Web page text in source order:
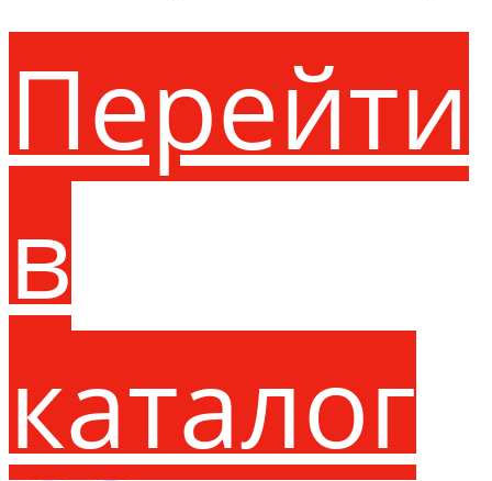
Перейти
в
каталог